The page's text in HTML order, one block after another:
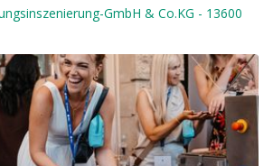
GmbH & Co.KG - 13600